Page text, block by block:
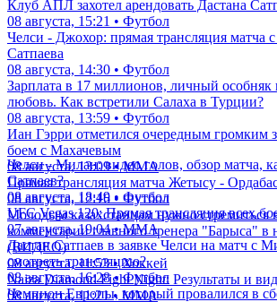
Клуб АПЛ захотел арендовать Дастана
08 августа, 15:21 • Футбол
Челси - Джохор: прямая трансляция матча
Сатпаева
08 августа, 14:30 • Футбол
Зарплата в 17 миллионов, личный особняк
любовь. Как встретили Салаха в Турции?
08 августа, 13:59 • Футбол
Иан Гэрри отметился очередным громким
боем с Махачевым
08 августа, 13:09 • ММА
Прямая трансляция матча Жетысу -
08 августа, 12:16 • Футбол
Молодым казахстанцам нужно
комментарии главного тренера "Барыса" в
(ВИДЕО)
08 августа, 11:53 • Хоккей
Naiza Diamond Fight Night: Результаты и
08 августа, 11:21 • ММА
Челси - Милан: видео голов, обзор матча,
Сатпаев?
08 августа, 18:49 • Футбол
UFC Vegas 120: Прямая трансляция всех
07 августа, 19:04 • ММА
Дастан Сатпаев в заявке Челси на матч с
смотреть трансляцию?
08 августа, 16:28 • Футбол
Чемпион Европы, который провалился в